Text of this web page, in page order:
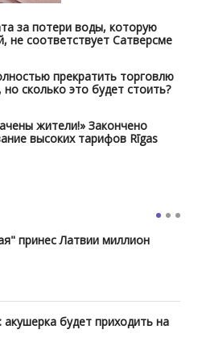
за потери воды, которую
не соответствует Сатверсме
прекратить торговлю
сколько это будет стоить?
жители!» Закончено
высоких тарифов Rīgas
принес Латвии миллион
будет приходить на